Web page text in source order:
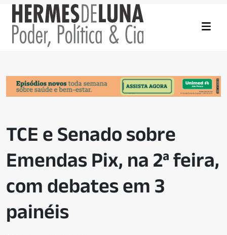
TCE e Senado sobre
Emendas Pix, na 2ª feira,
com debates em 3
painéis